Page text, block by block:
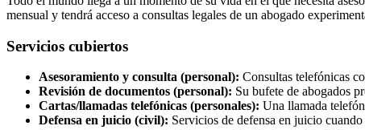
mensual y tendrá acceso a consultas legales de un abogado
Servicios cubiertos
Asesoramiento y consulta (personal): Consultas telefónicas
Revisión de documentos (personal): Su bufete de abogados
Cartas/llamadas telefónicas (personales): Una llamada
Defensa en juicio (civil): Servicios de defensa en juicio